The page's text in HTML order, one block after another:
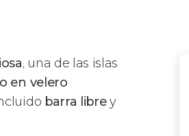
, una de las islas
en velero
barra librey